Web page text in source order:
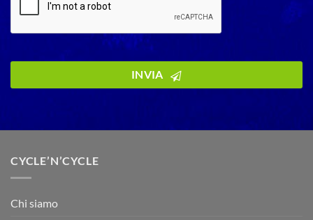
INVIA
CYCLE’N’CYCLE
Chi siamo